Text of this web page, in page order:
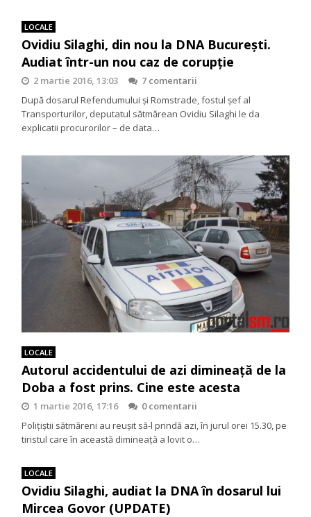
LOCALE
Ovidiu Silaghi, din nou la DNA București.
Audiat într-un nou caz de corupție
2 martie 2016, 13:03
7 comentarii
După dosarul Refendumului și Romstrade, fostul șef al
Transporturilor, deputatul sătmărean Ovidiu Silaghi le da
explicatii procurorilor – de data…
LOCALE
Autorul accidentului de azi dimineață de la
Doba a fost prins. Cine este acesta
1 martie 2016, 17:16
0 comentarii
Polițiștii sătmăreni au reușit să-l prindă azi, în jurul orei 15.30, pe
tiristul care în această dimineață a lovit o…
LOCALE
Ovidiu Silaghi, audiat la DNA în dosarul lui
Mircea Govor (UPDATE)